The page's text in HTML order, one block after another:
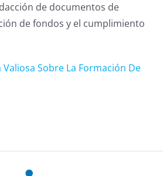
de documentos de
de fondos y el cumplimiento
Sobre La Formación De